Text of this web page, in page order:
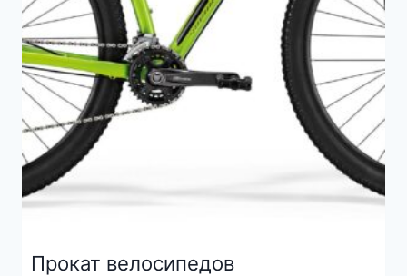
Прокат велосипедов